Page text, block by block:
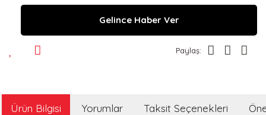
Gelince Haber Ver
Paylaş:
Ürün Bilgisi Yorumlar Taksit Seçenekleri